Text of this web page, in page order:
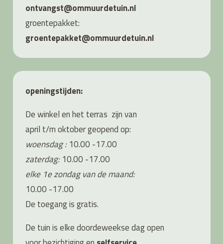
ontvangst@ommuurdetuin.nl
groentepakket:
groentepakket@ommuurdetuin.nl
openingstijden:
De winkel en het terras zijn van
april t/m oktober geopend op:
woensdag :10.00 -17.00
zaterdag: 10.00 -17.00
elke 1e zondag van de maand:
10.00 -17.00
De toegang is gratis.
De tuin is elke doordeweekse dag open